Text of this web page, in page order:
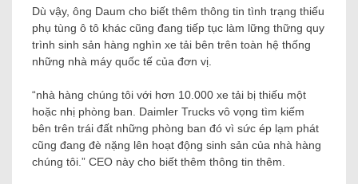
Dù vậy, ông Daum cho biết thêm thông tin tình trạng thiếu
phụ tùng ô tô khác cũng đang tiếp tục làm lững thững quy
trình sinh sản hàng nghìn xe tải bên trên toàn hệ thống
những nhà máy quốc tế của đơn vị.
“nhà hàng chúng tôi với hơn 10.000 xe tải bị thiếu một
hoặc nhị phòng ban. Daimler Trucks vô vọng tìm kiếm
bên trên trái đất những phòng ban đó vì sức ép lạm phát
cũng đang đè nặng lên hoạt động sinh sản của nhà hàng
chúng tôi.” CEO này cho biết thêm thông tin thêm.